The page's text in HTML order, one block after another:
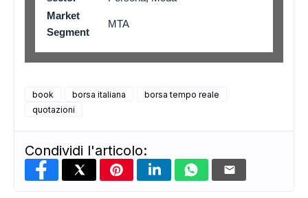
Market
Segment
MTA
book borsa italiana
borsa tempo reale
quotazioni
Condividi l'articolo: